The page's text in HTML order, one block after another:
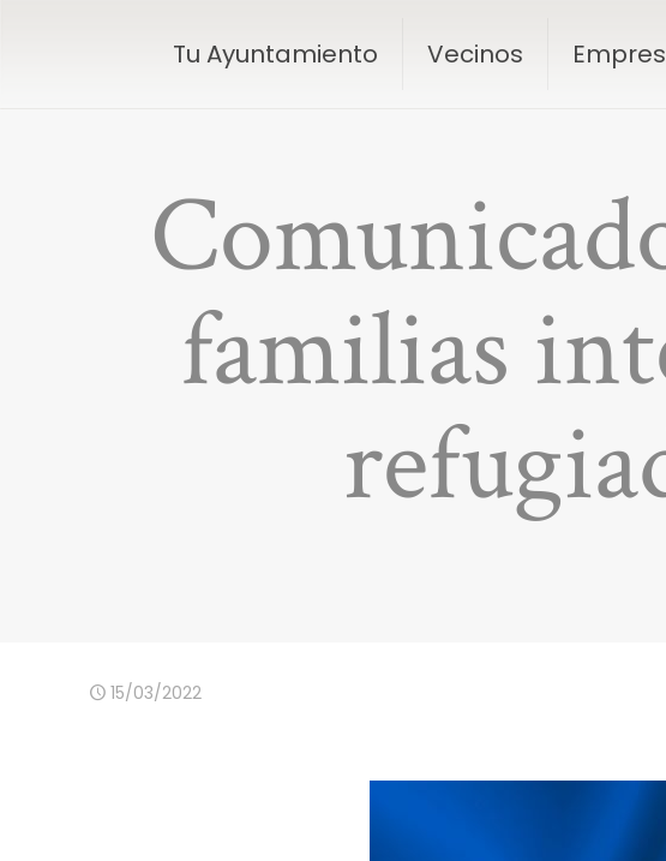
Tu Ayuntamiento Vecinos
familias
15/03/2022